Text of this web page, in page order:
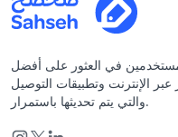
في العثور على أفضل
عبر الإنترنت وتطبيقات التوصيل
والتي يتم تحديثها باستمرار.